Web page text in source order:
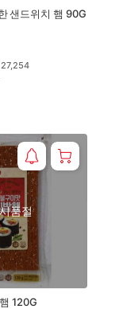
샌드위치 햄 90G
27,254
120G
품절